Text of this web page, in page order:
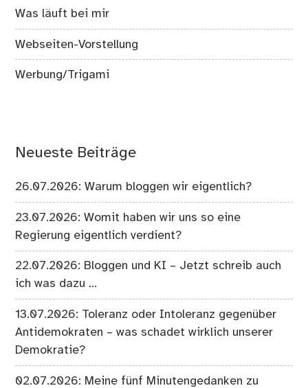
Was läuft bei mir
Webseiten-Vorstellung
Werbung/Trigami
Neueste Beiträge
26.07.2026: Warum bloggen wir eigentlich?
23.07.2026: Womit haben wir uns so eine
Regierung eigentlich verdient?
22.07.2026: Bloggen und KI – Jetzt schreib auch
ich was dazu …
13.07.2026: Toleranz oder Intoleranz gegenüber
Antidemokraten – was schadet wirklich unserer
Demokratie?
02.07.2026: Meine fünf Minutengedanken zu